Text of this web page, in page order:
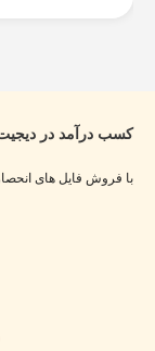
کسب درآمد در
با فروش فایل های